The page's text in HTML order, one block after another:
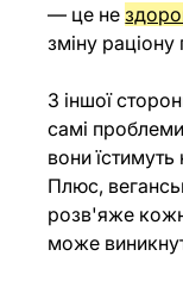
— це не
зміну
З іншої
самі
вони
Плюс,
розв'яже
може